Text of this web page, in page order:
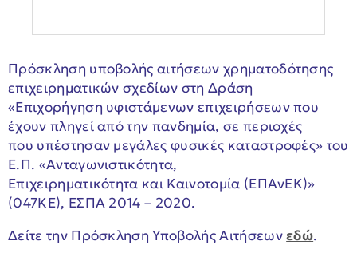
Πρόσκληση υποβολής αιτήσεων χρηματοδότησης
επιχειρηματικών σχεδίων στη Δράση
«Επιχορήγηση υφιστάμενων επιχειρήσεων που
έχουν πληγεί από την πανδημία, σε περιοχές
που υπέστησαν μεγάλες φυσικές καταστροφές» του
Ε.Π. «Ανταγωνιστικότητα,
Επιχειρηματικότητα και Καινοτομία (ΕΠΑνΕΚ)»
(047KE), ΕΣΠΑ 2014 – 2020.
Δείτε την Πρόσκληση Υποβολής Αιτήσεωνεδώ.